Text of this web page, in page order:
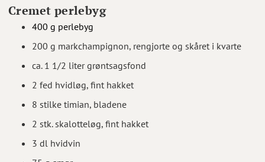
Cremet perlebyg
400 g perlebyg
200 g markchampignon, rengjorte og skåret i kvarte
ca. 1 1/2 liter grøntsagsfond
2 fed hvidløg, fint hakket
8 stilke timian, bladene
2 stk. skalotteløg, fint hakket
3 dl hvidvin